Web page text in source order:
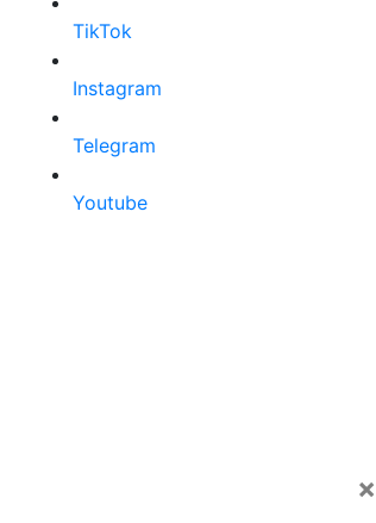
TikTok
Instagram
Telegram
Youtube
×